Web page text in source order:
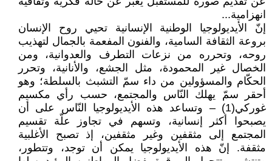
انهزامية...
إنّ الأيديولوجيا الوطنية الإنسانية تحيي روح الإنسان
بروعة الثقافة السامية، والفنون المفعمة بالجمال لتهذيب
روحه، وتحرره من نزعات التطرف والعدوانية، ومن
الخصال غير المحمودة، مثل الجشع، والأنانية، وتحرر
الحكّام والمسؤولين من داء سمّ التشبث بالسلطة؛ وهو
أحقر سمّ يهلك النّاس والمجتمع، حسب رأي مكسيم
غوركي(1) – وتساعد هذه الأيديولوجيا النّاس على أن
يصبحوا أكثر إنسانية، وتسهم في تجاوز علّة تقسيم
المجتمع إلى مثقفين وغير مثقفين، إذ تصبح الأغلبية
مثقفة. إنّ هذه الأيديولوجيا يمكن أن توجد، وتتطور،